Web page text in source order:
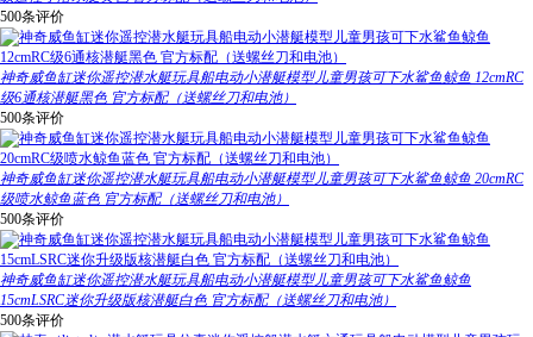
500条评价
神奇威鱼缸迷你遥控潜水艇玩具船电动小潜艇模型儿童男孩可下水鲨鱼鲸鱼 12cmRC
级6通核潜艇黑色 官方标配（送螺丝刀和电池）
500条评价
神奇威鱼缸迷你遥控潜水艇玩具船电动小潜艇模型儿童男孩可下水鲨鱼鲸鱼 20cmRC
级喷水鲸鱼蓝色 官方标配（送螺丝刀和电池）
500条评价
神奇威鱼缸迷你遥控潜水艇玩具船电动小潜艇模型儿童男孩可下水鲨鱼鲸鱼
15cmLSRC迷你升级版核潜艇白色 官方标配（送螺丝刀和电池）
500条评价